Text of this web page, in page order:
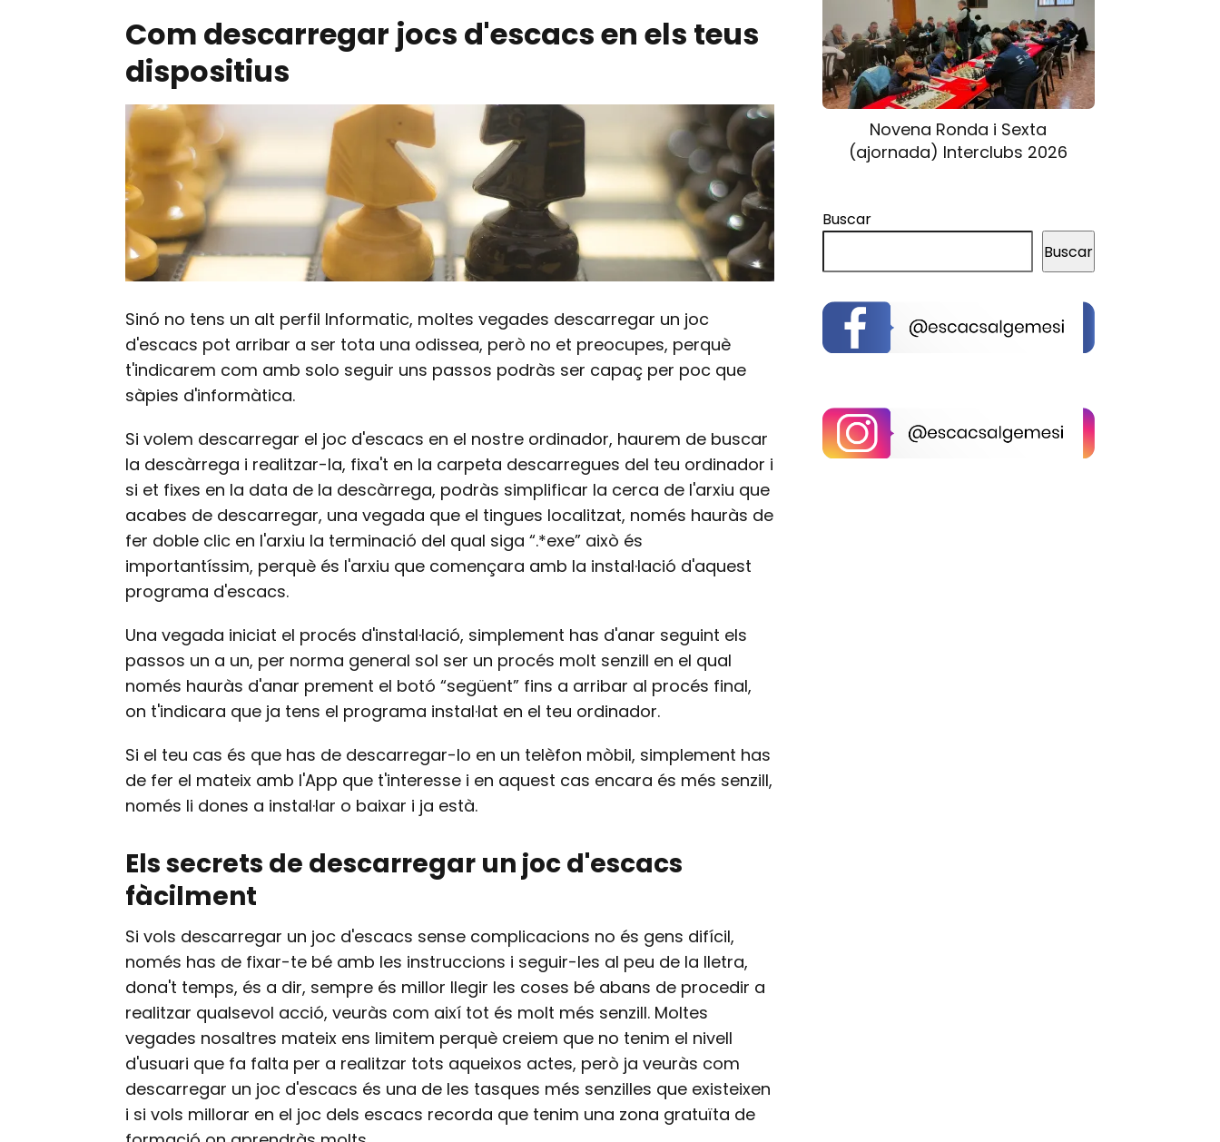
Com descarregar jocs d'escacs en els teus
dispositius
Sinó no tens un alt perfil Informatic, moltes vegades descarregar un joc
d'escacs pot arribar a ser tota una odissea, però no et preocupes, perquè
t'indicarem com amb solo seguir uns passos podràs ser capaç per poc que
sàpies d'informàtica.
Si volem descarregar el joc d'escacs en el nostre ordinador, haurem de buscar
la descàrrega i realitzar-la, fixa't en la carpeta descarregues del teu ordinador i
si et fixes en la data de la descàrrega, podràs simplificar la cerca de l'arxiu que
acabes de descarregar, una vegada que el tingues localitzat, només hauràs de
fer doble clic en l'arxiu la terminació del qual siga “.*exe” això és
importantíssim, perquè és l'arxiu que començara amb la instal·lació d'aquest
programa d'escacs.
Una vegada iniciat el procés d'instal·lació, simplement has d'anar seguint els
passos un a un, per norma general sol ser un procés molt senzill en el qual
només hauràs d'anar prement el botó “següent” fins a arribar al procés final,
on t'indicara que ja tens el programa instal·lat en el teu ordinador.
Si el teu cas és que has de descarregar-lo en un telèfon mòbil, simplement has
de fer el mateix amb l'App que t'interesse i en aquest cas encara és més senzill,
només li dones a instal·lar o baixar i ja està.
Els secrets de descarregar un joc d'escacs
fàcilment
Si vols descarregar un joc d'escacs sense complicacions no és gens difícil,
només has de fixar-te bé amb les instruccions i seguir-les al peu de la lletra,
dona't temps, és a dir, sempre és millor llegir les coses bé abans de procedir a
realitzar qualsevol acció, veuràs com així tot és molt més senzill. Moltes
vegades nosaltres mateix ens limitem perquè creiem que no tenim el nivell
d'usuari que fa falta per a realitzar tots aqueixos actes, però ja veuràs com
descarregar un joc d'escacs és una de les tasques més senzilles que existeixen
i si vols millorar en el joc dels escacs recorda que tenim una zona gratuïta de
Novena Ronda i Sexta
(ajornada) Interclubs 2026
Buscar
Buscar